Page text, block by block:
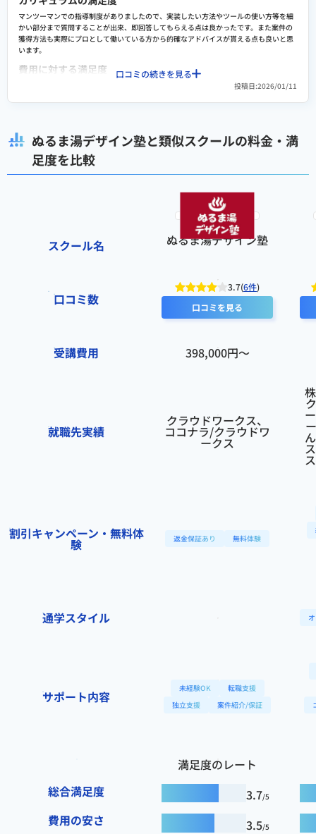
や質問・回答などがあり不要な情報がある。特に他人の参加離脱宣言は不要にしてほし
い。
検討者向けにおすすめポイント
パソコンは使えるがAdobeソフトを使ったことがなく、webデザインを一から学びたい
マンツーマンでの指導制度がありましたので、実装したい方法やツールの使い方等を細
かい部分まで質問することが出来、即回答してもらえる点は良かったです。また案件の
獲得方法も実際にプロとして働いている方から的確なアドバイスが貰える点も良いと思
います。
費用に対する満足度
カリキュラム内容自体はオーソドックスで独創的な内容では無いので、基礎をきちんと
転職や就職/副業・独立サポートの満足度
クラウドソーシングでの案件獲得方法が講義内容に含まれている為、初心者でも一から
案件獲得までの準備を進める事が出来るのは良いと思いました。案件獲得の疑問点は卒
業後もサポートしてもらえる為、その点も満足ポイントだと思います。
講義期間が短いので、毎日時間を確保するのが大変でした。もう少し期間の長いコース
があると、申込者が増えるのでは無いかと思います。また、コードを学ぶ講義が無かっ
たので凝ったデザインにしたい場合には必要だと思っているので、カリキュラムに組み
込むことを検討いただきたいです。
短期間で実践的なカリキュラムを学べるので、時間に余裕がある方はおすすめできま
す。またマンツーマン指導を受けられるので、気軽に何でも相談しながら学びたい方に
はおすすめできます。
口コミの続きを見る
投稿日:2026/01/11
ぬるま湯デザイン塾と類似スクールの料金・満
足度を比較
スクール名 ぬるま湯デザイン塾
口コミ数
3.7(6件)
口コミを見る
受講費用 398,000円〜
就職先実績
クラウドワークス、
ココナラ/クラウドワ
ークス
割引キャンペーン・無料体
験 返金保証あり 無料体験
通学スタイル
サポート内容
未経験OK
転職支援
独立支援
案件紹介/保証
総合満足度
費用の安さ
満足度のレート
3.7/5
3.5/5